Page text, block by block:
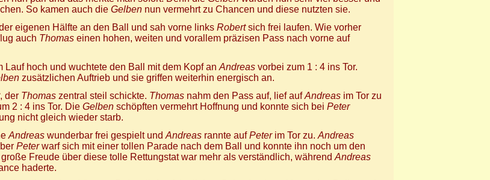
So kamen auch die Gelben nun vermehrt zu Chancen und diese nutzten sie.
eigenen Hälfte an den Ball und sah vorne links Robertsich frei laufen. Wie vorher
auch Thomas einen hohen, weiten und vorallem präzisen Pass nach vorne auf
hoch und wuchtete den Ball mit dem Kopf an Andreas vorbei zum 1 : 4 ins Tor.
zusätzlichen Auftrieb und sie griffen weiterhin energisch an.
, der Thomas zentral steil schickte. Thomas nahm den Pass auf, lief aufAndreas im Tor zu
2 : 4 ins Tor. Die Gelben schöpften vermehrt Hoffnung und konnte sich bei Peter
nicht gleich wieder starb.
Andreas wunderbar frei gespielt und Andreas rannte aufPeterim Tor zu. Andreas
Peterwarf sich mit einer tollen Parade nach dem Ball und konnte ihn noch um den
große Freude über diese tolle Rettungstat war mehr als verständlich, während Andreas
haderte.